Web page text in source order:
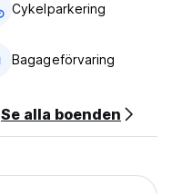
Cykelparkering
Bagageförvaring
Se alla boenden